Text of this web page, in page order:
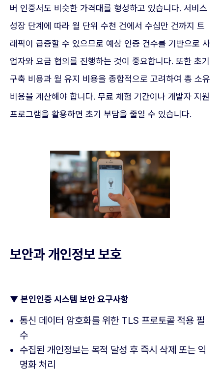
버 인증서도 비슷한 가격대를 형성하고 있습니다. 서비스
성장 단계에 따라 월 단위 수천 건에서 수십만 건까지 트
래픽이 급증할 수 있으므로 예상 인증 건수를 기반으로 사
업자와 요금 협의를 진행하는 것이 중요합니다. 또한 초기
구축 비용과 월 유지 비용을 종합적으로 고려하여 총 소유
비용을 계산해야 합니다. 무료 체험 기간이나 개발자 지원
프로그램을 활용하면 초기 부담을 줄일 수 있습니다.
보안과 개인정보 보호
▼본인인증 시스템 보안 요구사항
통신 데이터 암호화를 위한 TLS 프로토콜 적용 필
수
수집된 개인정보는 목적 달성 후 즉시 삭제 또는 익
명화 처리